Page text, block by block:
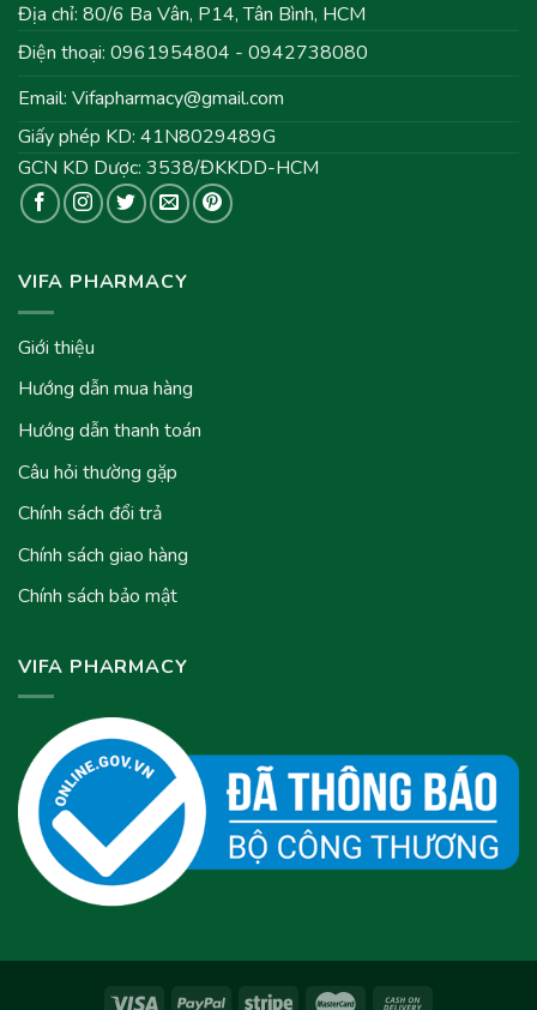
Địa chỉ: 80/6 Ba Vân, P14, Tân Bình, HCM
Điện thoại: 0961954804 - 0942738080
Email: Vifapharmacy@gmail.com
Giấy phép KD: 41N8029489G
GCN KD Dược: 3538/ĐKKDD-HCM
VIFA PHARMACY
Giới thiệu
Hướng dẫn mua hàng
Hướng dẫn thanh toán
Câu hỏi thường gặp
Chính sách đổi trả
Chính sách giao hàng
Chính sách bảo mật
VIFA PHARMACY